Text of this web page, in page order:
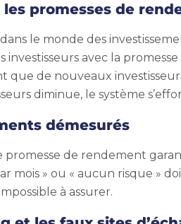
promesses de
le monde des
avec la
que de nouveaux
diminue, le système
démesurés
promesse de rendement
mois » ou « aucun risque »
à assurer.